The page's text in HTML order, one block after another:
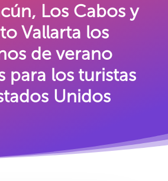
Los Cabos y
Vallarta los
de verano
para los turistas
Unidos